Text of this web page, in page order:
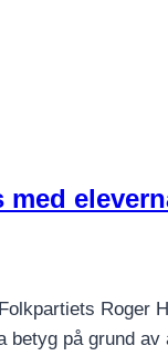
Roger
på grund